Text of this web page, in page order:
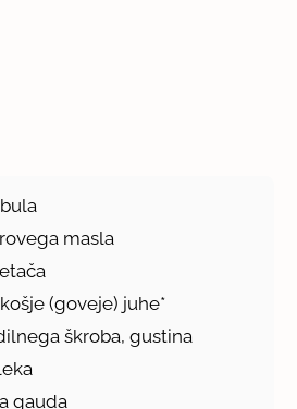
masla
(goveje) juhe*
škroba, gustina
gauda